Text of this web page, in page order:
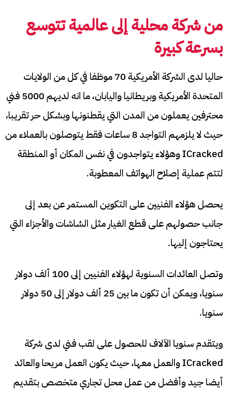
من شركة محلية إلى عالمية تتوسع
بسرعة كبيرة
حاليا لدى الشركة الأمريكية 70 موظفا في كل من الولايات
المتحدة الأمريكية وبريطانيا واليابان، ما انه لديهم 5000 فني
محترفين يعملون من المدن التي يقطنونها وبشكل حر تقريبا،
حيث لا يلزمهم التواجد 8 ساعات فقط يتوصلون بالعملاء من
ICracked وهؤلاء يتواجدون في نفس المكان أو المنطقة
لتتم عملية إصلاح الهواتف المعطوبة.
يحصل هؤلاء الفنيين على التكوين المستمر عن بعد إلى
جانب حصولهم على قطع الغيار مثل الشاشات والأجزاء التي
يحتاجون إليها.
وتصل العائدات السنوية لهؤلاء الفنيين إلى 100 ألف دولار
سنويا، ويمكن أن تكون ما بين 25 ألف دولار إلى 50 دولار
سنويا.
ويتقدم سنويا الآلاف للحصول على لقب فني لدى شركة
ICracked والعمل معها، حيث يكون العمل مريحا والعائد
أيضا جيد وأفضل من عمل محل تجاري متخصص بتقديم